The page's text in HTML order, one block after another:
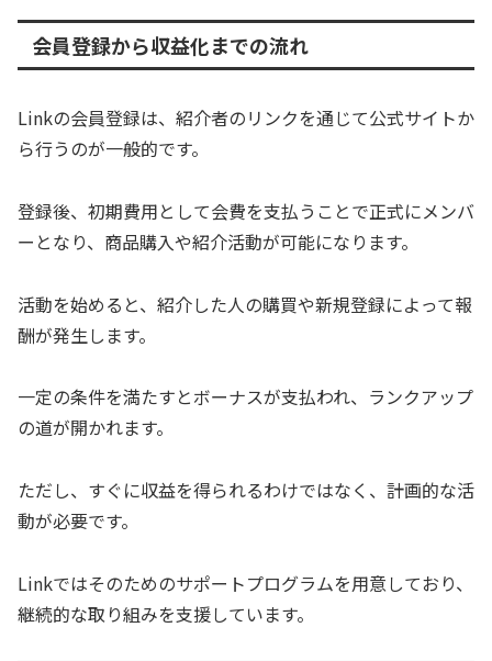
会員登録から収益化までの流れ
Linkの会員登録は、紹介者のリンクを通じて公式サイトか
ら行うのが一般的です。
登録後、初期費用として会費を支払うことで正式にメンバ
ーとなり、商品購入や紹介活動が可能になります。
活動を始めると、紹介した人の購買や新規登録によって報
酬が発生します。
一定の条件を満たすとボーナスが支払われ、ランクアップ
の道が開かれます。
ただし、すぐに収益を得られるわけではなく、計画的な活
動が必要です。
Linkではそのためのサポートプログラムを用意しており、
継続的な取り組みを支援しています。